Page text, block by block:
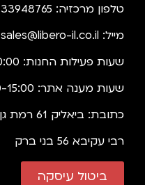
טלפון מרכזיה: 0733948765
מייל: sales@libero-il.co.il
שעות פעילות החנות: 10:00-20:00
שעות מענה אתר: 10:00-15:00
כתובת: ביאליק 61 רמת גן
רבי עקיבא 56 בני ברק
ביטול עיסקה